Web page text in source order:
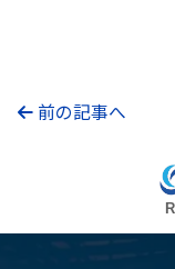
前の記事へ